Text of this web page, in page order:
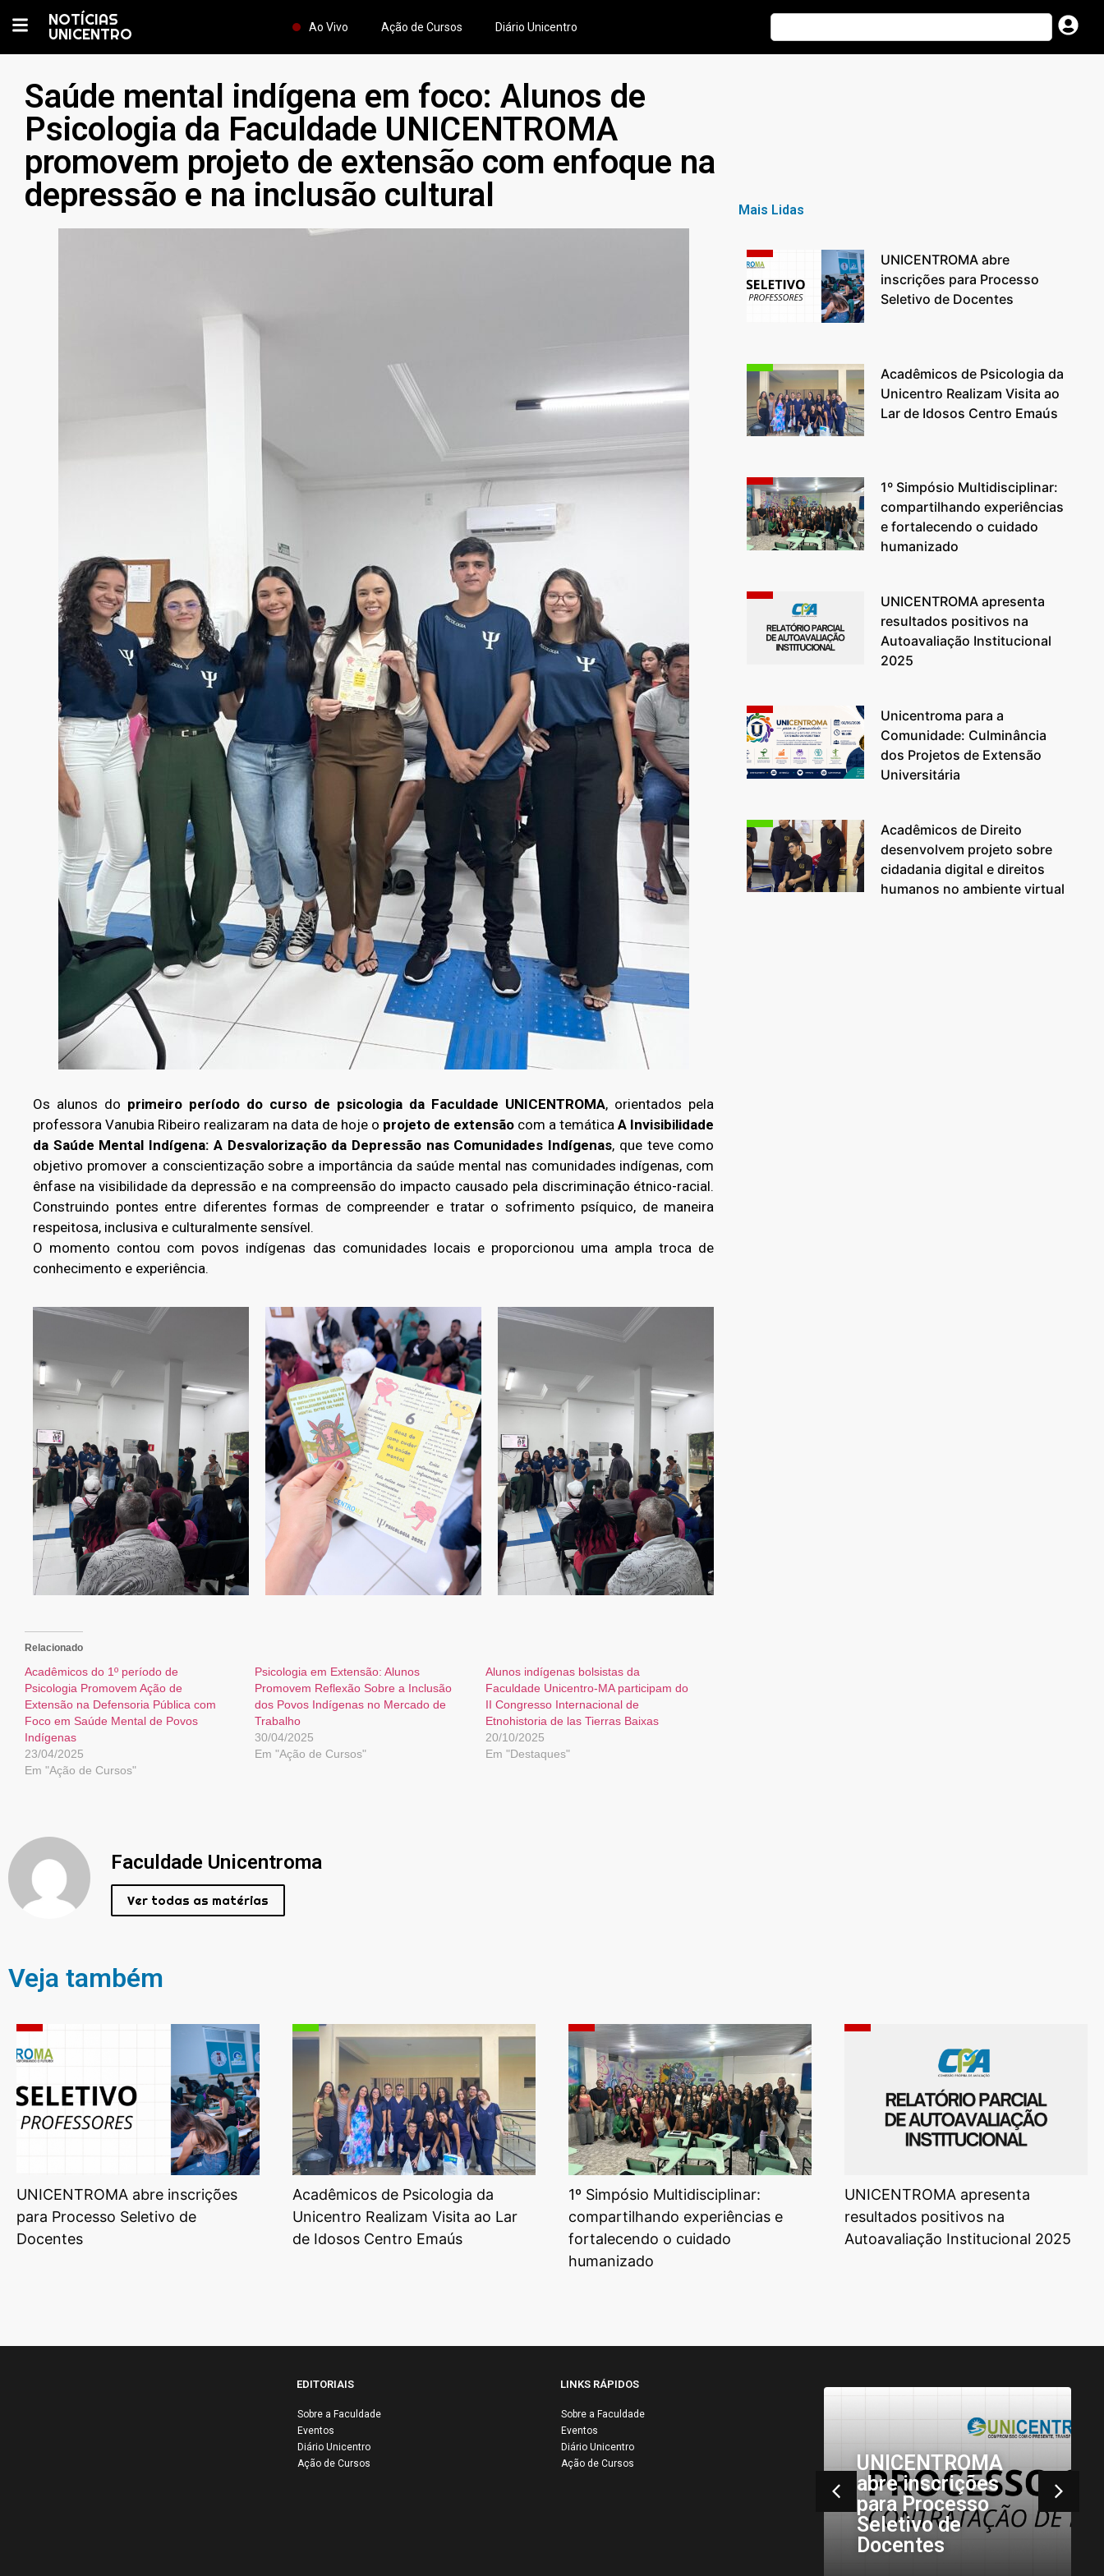
NOTÍCIAS
UNICENTRO Ao Vivo Ação de Cursos Diário Unicentro
Saúde mental indígena em foco: Alunos de
Psicologia da Faculdade UNICENTROMA
promovem projeto de extensão com enfoque na
depressão e na inclusão cultural
Os alunos do primeiro período do curso de psicologia da Faculdade UNICENTROMA, orientados pela
professora Vanubia Ribeiro realizaram na data de hoje o projeto de extensão com a temática A Invisibilidade
da Saúde Mental Indígena: A Desvalorização da Depressão nas Comunidades Indígenas, que teve como
objetivo promover a conscientização sobre a importância da saúde mental nas comunidades indígenas, com
ênfase na visibilidade da depressão e na compreensão do impacto causado pela discriminação étnico-racial.
Construindo pontes entre diferentes formas de compreender e tratar o sofrimento psíquico, de maneira
respeitosa, inclusiva e culturalmente sensível.
O momento contou com povos indígenas das comunidades locais e proporcionou uma ampla troca de
conhecimento e experiência.
Relacionado
Acadêmicos do 1º período de
Psicologia Promovem Ação de
Extensão na Defensoria Pública com
Foco em Saúde Mental de Povos
Indígenas
23/04/2025
Em "Ação de Cursos"
Psicologia em Extensão: Alunos
Promovem Reflexão Sobre a Inclusão
dos Povos Indígenas no Mercado de
Trabalho
30/04/2025
Em "Ação de Cursos"
Alunos indígenas bolsistas da
Faculdade Unicentro-MA participam do
II Congresso Internacional de
Etnohistoria de las Tierras Baixas
20/10/2025
Em "Destaques"
Mais Lidas
UNICENTROMA abre
inscrições para Processo
Seletivo de Docentes
Acadêmicos de Psicologia da
Unicentro Realizam Visita ao
Lar de Idosos Centro Emaús
1º Simpósio Multidisciplinar:
compartilhando experiências
e fortalecendo o cuidado
humanizado
UNICENTROMA apresenta
resultados positivos na
Autoavaliação Institucional
2025
Unicentroma para a
Comunidade: Culminância
dos Projetos de Extensão
Universitária
Acadêmicos de Direito
desenvolvem projeto sobre
cidadania digital e direitos
humanos no ambiente virtual
Faculdade Unicentroma
Ver todas as matérias
Veja também
UNICENTROMA abre inscrições
para Processo Seletivo de
Docentes
Acadêmicos de Psicologia da
Unicentro Realizam Visita ao Lar
de Idosos Centro Emaús
1º Simpósio Multidisciplinar:
compartilhando experiências e
fortalecendo o cuidado
humanizado
UNICENTROMA apresenta
resultados positivos na
Autoavaliação Institucional 2025
EDITORIAIS
Sobre a Faculdade
Eventos
Diário Unicentro
Ação de Cursos
LINKS RÁPIDOS
Sobre a Faculdade
Eventos
Diário Unicentro
Ação de Cursos
Acadêmicos de
Psicologia da
Unicentro
Visita ao Lar de
Idosos Centro
Emaús